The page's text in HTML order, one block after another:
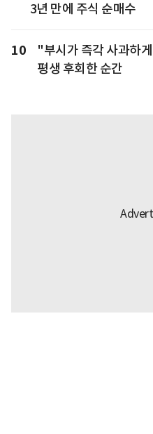
3년 만에 주식 순매수
10
"부시가 즉각 사과하
평생 후회한 순간